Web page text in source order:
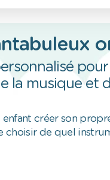
la musique et
enfant créer son
choisir de quel